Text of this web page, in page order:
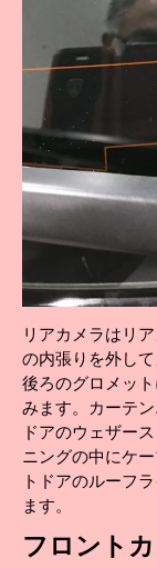
リアカメラはリ
の内張りを外し
後ろのグロメッ
みます。カーテ
ドアのウェザー
ニングの中にケ
トドアのルーフ
ます。
フロント